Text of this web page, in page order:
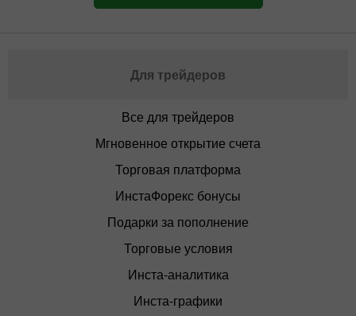
Для трейдеров
Все для трейдеров
Мгновенное открытие счета
Торговая платформа
ИнстаФорекс бонусы
Подарки за пополнение
Торговые условия
Инста-аналитика
Инста-графики